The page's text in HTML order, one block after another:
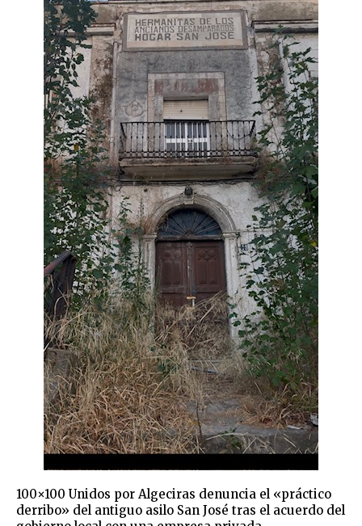
100×100 Unidos por Algeciras denuncia el «práctico
derribo» del antiguo asilo San José tras el acuerdo del